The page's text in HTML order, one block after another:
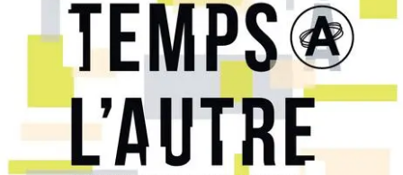
SERVICES
CRÉER SON CATALOGUE RAISONNÉ
ABONNEMENTS DÉDIÉS AUX GALERISTES
CRÉER SON SITE ARTISTE
CRÉER SON CATALOGUE D'EXPO